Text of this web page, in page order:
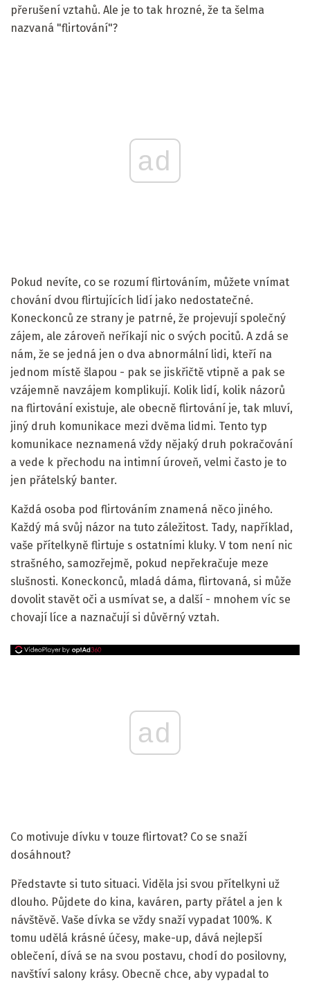
přerušení vztahů. Ale je to tak hrozné, že ta šelma
nazvaná "flirtování"?
ad
Pokud nevíte, co se rozumí flirtováním, můžete vnímat
chování dvou flirtujících lidí jako nedostatečné.
Koneckonců ze strany je patrné, že projevují společný
zájem, ale zároveň neříkají nic o svých pocitů. A zdá se
nám, že se jedná jen o dva abnormální lidi, kteří na
jednom místě šlapou - pak se jiskřičtě vtipně a pak se
vzájemně navzájem komplikují. Kolik lidí, kolik názorů
na flirtování existuje, ale obecně flirtování je, tak mluví,
jiný druh komunikace mezi dvěma lidmi. Tento typ
komunikace neznamená vždy nějaký druh pokračování
a vede k přechodu na intimní úroveň, velmi často je to
jen přátelský banter.
Každá osoba pod flirtováním znamená něco jiného.
Každý má svůj názor na tuto záležitost. Tady, například,
vaše přítelkyně flirtuje s ostatními kluky. V tom není nic
strašného, ​​samozřejmě, pokud nepřekračuje meze
slušnosti. Koneckonců, mladá dáma, flirtovaná, si může
dovolit stavět oči a usmívat se, a další - mnohem víc se
chovají líce a naznačují si důvěrný vztah.
ad
Co motivuje dívku v touze flirtovat? Co se snaží
dosáhnout?
Představte si tuto situaci. Viděla jsi svou přítelkyni už
dlouho. Půjdete do kina, kaváren, party přátel a jen k
návštěvě. Vaše dívka se vždy snaží vypadat 100%. K
tomu udělá krásné účesy, make-up, dává nejlepší
oblečení, dívá se na svou postavu, chodí do posilovny,
navštíví salony krásy. Obecně chce, aby vypadal to